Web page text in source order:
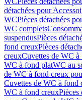
détachées pour
WCPièces détachées
WC complets
suspendusPièces
fond creuxPièces
creuxCuvettes de WC à
WC à fond platWC au
de WC à fond creux
Cuvettes de WC à fond
WC à fond creuxPièces